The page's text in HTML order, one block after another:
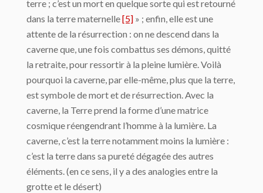
terre ; c’est un mort en quelque sorte qui est retourné
dans la terre maternelle[5] » ; enfin, elle est une
attente de la résurrection : on ne descend dans la
caverne que, une fois combattus ses démons, quitté
la retraite, pour ressortir à la pleine lumière. Voilà
pourquoi la caverne, par elle-même, plus que la terre,
est symbole de mort et de résurrection. Avec la
caverne, la Terre prend la forme d’une matrice
cosmique réengendrant l’homme à la lumière. La
caverne, c’est la terre notamment moins la lumière :
c’est la terre dans sa pureté dégagée des autres
éléments. (en ce sens, il y a des analogies entre la
grotte et le désert)